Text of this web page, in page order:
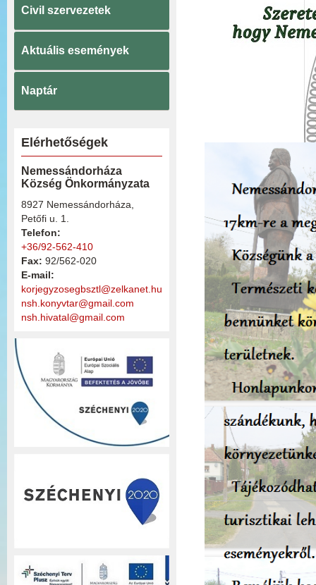
Civil szervezetek
Aktuális események
Naptár
Elérhetőségek
Nemessándorháza
Község Önkormányzata
8927 Nemessándorháza,
Petőfi u. 1.
Telefon:
+36/92-562-410
Fax: 92/562-020
E-mail:
korjegyzosegbsztl@zelkanet.hu
nsh.konyvtar@gmail.com
nsh.hivatal@gmail.com